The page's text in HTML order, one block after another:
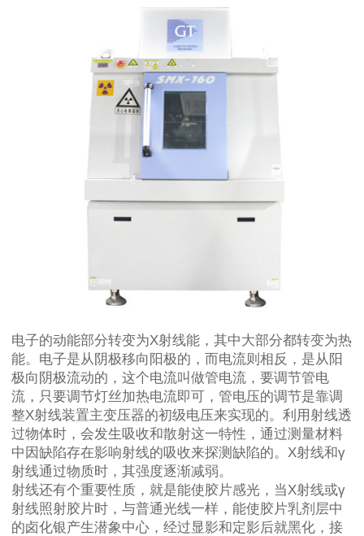
电子的动能部分转变为X射线能，其中大部分都转变为热
能。电子是从阴极移向阳极的，而电流则相反，是从阳
极向阴极流动的，这个电流叫做管电流，要调节管电
流，只要调节灯丝加热电流即可，管电压的调节是靠调
整X射线装置主变压器的初级电压来实现的。利用射线透
过物体时，会发生吸收和散射这一特性，通过测量材料
中因缺陷存在影响射线的吸收来探测缺陷的。X射线和γ
射线通过物质时，其强度逐渐减弱。
射线还有个重要性质，就是能使胶片感光，当X射线或γ
射线照射胶片时，与普通光线一样，能使胶片乳剂层中
的卤化银产生潜象中心，经过显影和定影后就黑化，接